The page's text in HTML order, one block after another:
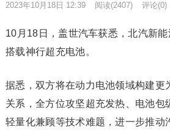
2023年10月18日 12:39 阅读(2407) 评论(0)
10月18日，盖世汽车获悉，北汽新
搭载神行超充电池。
据悉，双方将在动力电池领域构建更
关系，全方位攻坚超充发热、电池包
轻量化兼顾等技术难题，进一步推动